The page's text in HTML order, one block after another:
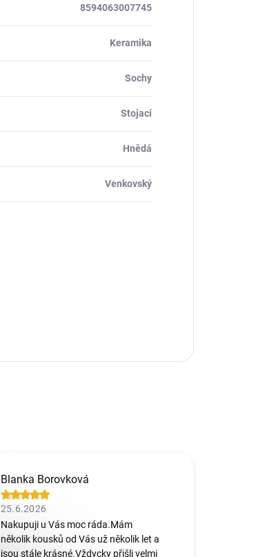
8594063007745
Keramika
Sochy
Stojací
Hnědá
Venkovský
Blanka Borovková
25.6.2026
Nakupuji u Vás moc ráda.Mám
několik kousků od Vás už několik let a
jsou stále krásné.Vždycky přišli velmi